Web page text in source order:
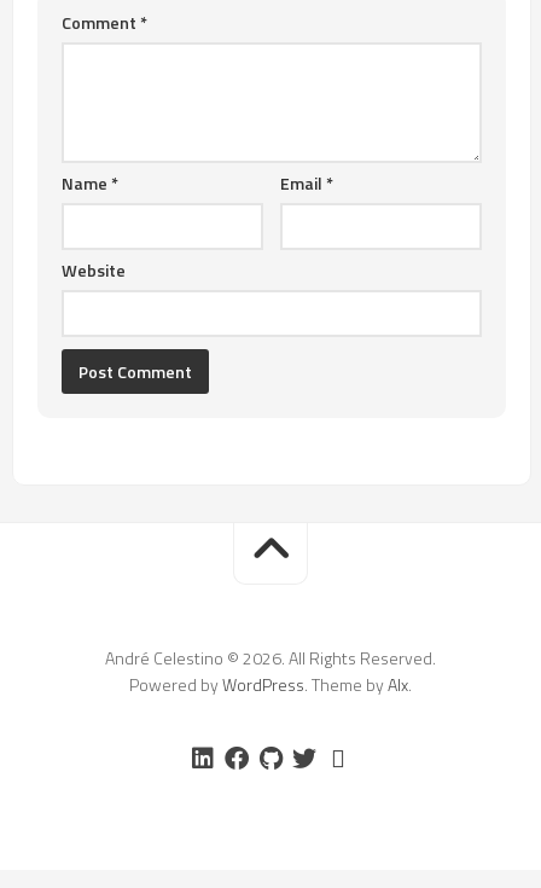
Comment *
Name * Email *
Website
André Celestino © 2026. All Rights Reserved.
Powered byWordPress. Theme byAlx.